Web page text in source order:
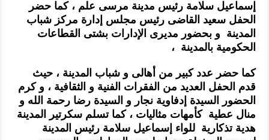
إسماعيل سلامة رئيس مدينة مرسى علم ، كما حضر
الحفل سعيد القاضى رئيس مجلس إدارة مركز شباب
المدينة و بحضور مديرى الإدارات بشتى القطاعات
الحكومية بالمدينة ،
كما حضر عدد كبير من أهالى و شباب المدينة ، حيث
قدم الحفل العديد من الفقرات الفنية و الثقافية ، و كرم
الحضور السيدة إدفاوية نجار و السيدة رضا رحمة الله و
منال عطية كأمهات مثاليات ، كما تسلم سكرتير المدينة
هدية تذكارية للواء إسماعيل سلامة رئيس المدينة